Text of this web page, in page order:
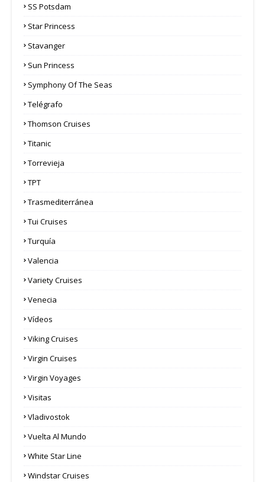
SS Potsdam
Star Princess
Stavanger
Sun Princess
Symphony Of The Seas
Telégrafo
Thomson Cruises
Titanic
Torrevieja
TPT
Trasmediterránea
Tui Cruises
Turquía
Valencia
Variety Cruises
Venecia
Vídeos
Viking Cruises
Virgin Cruises
Virgin Voyages
Visitas
Vladivostok
Vuelta Al Mundo
White Star Line
Windstar Cruises